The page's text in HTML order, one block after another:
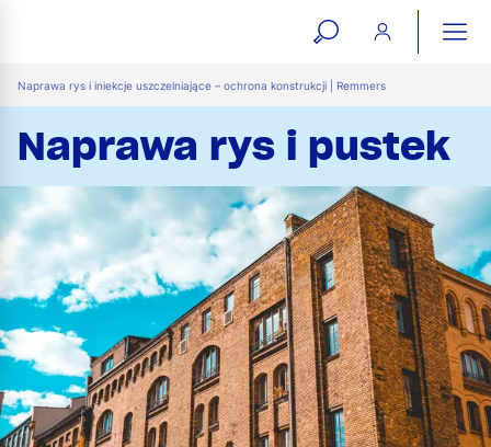
open
search
Naprawa rys i iniekcje uszczelniające – ochrona konstrukcji | Remmers
Naprawa rys i pustek